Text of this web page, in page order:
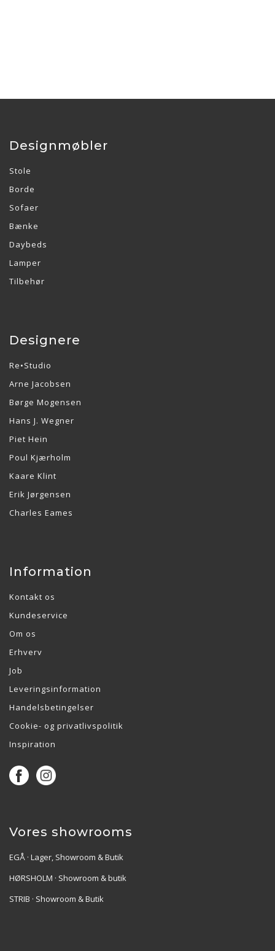
Designmøbler
Stole
Borde
Sofaer
Bænke
Daybeds
Lamper
Tilbehør
Designere
Re•Studio
Arne Jacobsen
Børge Mogensen
Hans J. Wegner
Piet Hein
Poul Kjærholm
Kaare Klint
Erik Jørgensen
Charles Eames
Information
Kontakt os
Kundeservice
Om os
Erhverv
Job
Leveringsinformation
Handelsbetingelser
Cookie- og privatlivspolitik
Inspiration
Vores showrooms
EGÅ · Lager, Showroom & Butik
HØRSHOLM · Showroom & butik
STRIB · Showroom & Butik